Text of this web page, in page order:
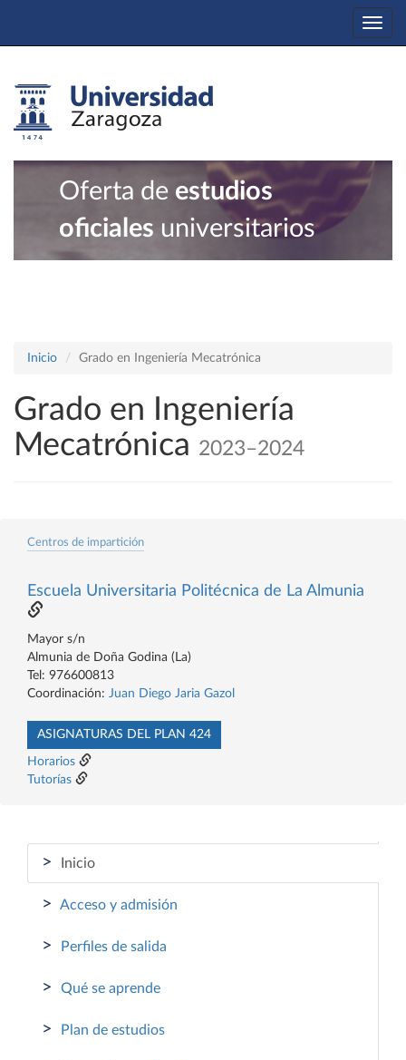
Oferta de estudios
oficiales universitarios
Inicio Grado en Ingeniería Mecatrónica
Grado en Ingeniería
Mecatrónica 2023–2024
Centros de impartición
Escuela Universitaria Politécnica de La Almunia
Mayor s/n
Almunia de Doña Godina (La)
Tel: 976600813
Coordinación: Juan Diego Jaria Gazol
ASIGNATURAS DEL PLAN 424
Horarios
Tutorías
> Inicio
> Acceso y admisión
> Perfiles de salida
> Qué se aprende
> Plan de estudios